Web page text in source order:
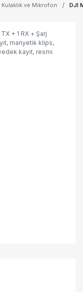
Kulaklık ve Mikrofon DJI